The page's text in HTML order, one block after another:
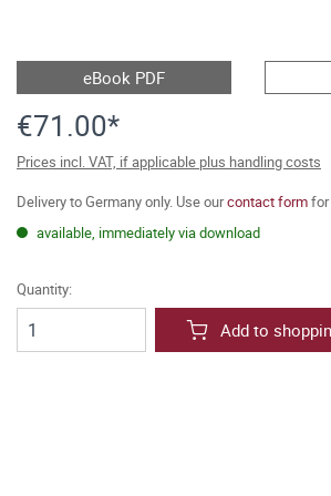
eBook PDF
€71.00*
Prices incl. VAT, if applicable plus handling costs
Delivery to Germany only. Use ourcontact formfor
available, immediately via download
Quantity:
Add to